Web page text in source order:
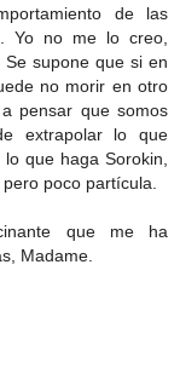
de las
Yo no me lo creo,
supone que si en
no morir en otro
pensar que somos
extrapolar lo que
que haga Sorokin,
poco partícula.
que me ha
Madame.